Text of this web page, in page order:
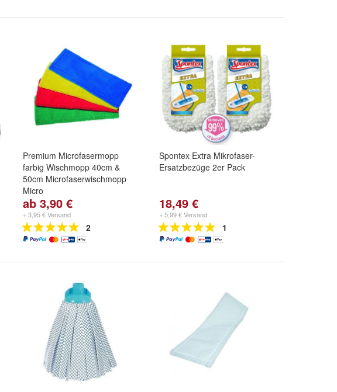
Premium Microfasermopp
farbig Wischmopp 40cm &
50cm Microfaserwischmopp
Micro
Größe:40cmund
ab 3,90 €
+ 3,95 € Versand
2
Spontex Extra Mikrofaser-
Ersatzbezüge 2er Pack
18,49 €
+ 5,99 € Versand
1